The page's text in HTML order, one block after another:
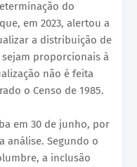
do
em 2023, alertou a
a distribuição de
proporcionais à
não é feita
o Censo de 1985.
em 30 de junho, por
análise. Segundo o
a inclusão